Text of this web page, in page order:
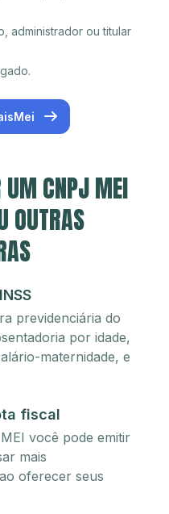
administrador ou titular
UM CNPJ MEI
OUTRAS
previdenciária do
por idade,
maternidade, e
fiscal
você pode emitir
mais
oferecer seus